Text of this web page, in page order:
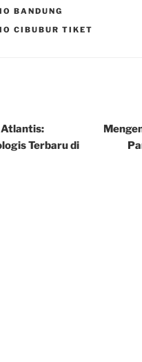
BANDUNG
CIBUBUR TIKET
Atlantis:
Terbaru di